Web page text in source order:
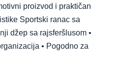
proizvod i praktičan
Sportski ranac sa
džep sa rajsferšlusom •
• Pogodno za